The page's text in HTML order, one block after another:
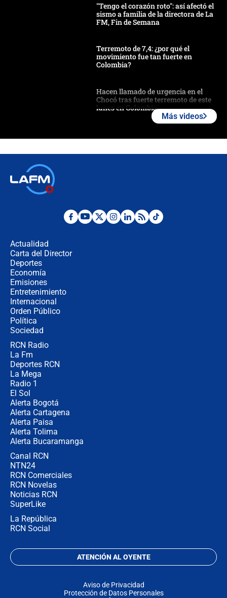
"Tengo el corazón roto": así afectó el
sismo a familia de la directora de La
FM, Fin de Semana
Terremoto de 7,4: ¿por qué el
movimiento fue tan fuerte en
Colombia?
Hacen llamado de urgencia en el
Chocó tras fuerte terremoto de este
lunes en Colombia
la UNGRD tras el fuerte terremoto de
Fuerte temblor en Colombia hoy:
Más videos
Actualidad
Carta del Director
Deportes
Economía
Emisiones
Entretenimiento
Internacional
Orden Público
Política
Sociedad
RCN Radio
La Fm
Deportes RCN
La Mega
Radio 1
El Sol
Alerta Bogotá
Alerta Cartagena
Alerta Paisa
Alerta Tolima
Alerta Bucaramanga
Canal RCN
NTN24
RCN Comerciales
RCN Novelas
Noticias RCN
SuperLike
La República
RCN Social
ATENCIÓN AL OYENTE
Aviso de Privacidad
Protección de Datos Personales